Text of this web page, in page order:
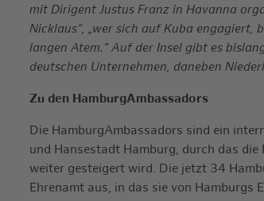
mit Dirigent Justus Franz in Havanna
Nicklaus“, „wer sich auf Kuba engagiert,
langen Atem.“ Auf der Insel gibt es
deutschen Unternehmen, daneben
Zu den HamburgAmbassadors
Die HamburgAmbassadors sind ein
und Hansestadt Hamburg, durch das
weiter gesteigert wird. Die jetzt 34
Ehrenamt aus, in das sie von Hamburgs